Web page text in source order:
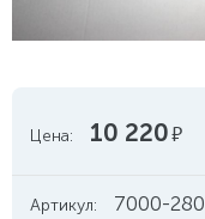
Цена: 10 220руб.
Артикул: 7000-